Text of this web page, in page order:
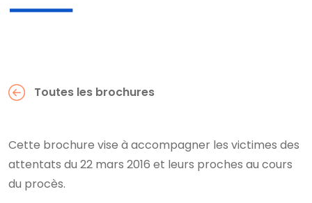
Toutes les brochures
Cette brochure vise à accompagner les victimes des
attentats du 22 mars 2016 et leurs proches au cours
du procès.